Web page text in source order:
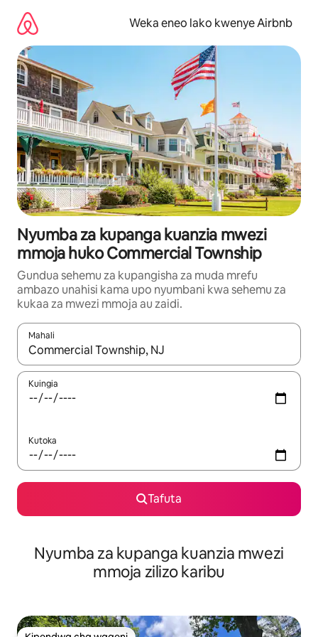
kwenda
kwenye
maudhui
Weka eneo lako kwenye Airbnb
Nyumba za kupanga kuanzia mwezi
mmoja huko Commercial Township
Gundua sehemu za kupangisha za muda mrefu
ambazo unahisi kama upo nyumbani kwa sehemu za
kukaa za mwezi mmoja au zaidi.
Mahali
Wakati matokeo yanapatikana, vinjari kwa kutumia vitufe vya
Kuingia
Kutoka
Tafuta
Nyumba za kupanga kuanzia mwezi
mmoja zilizo karibu